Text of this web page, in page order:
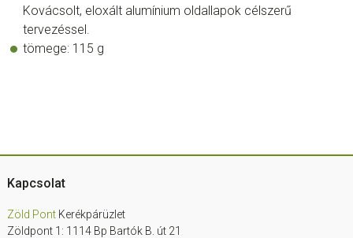
Kovácsolt, eloxált alumínium oldallapok célszerű
tervezéssel.
tömege: 115 g
Footer
Kapcsolat
Zöld PontKerékpárüzlet
Zöldpont 1: 1114 Bp Bartók B. út 21